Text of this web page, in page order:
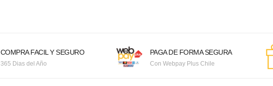
COMPRA FACIL Y SEGURO
365 Dias del Año
PAGA DE FORMA SEGURA
Con Webpay Plus Chile